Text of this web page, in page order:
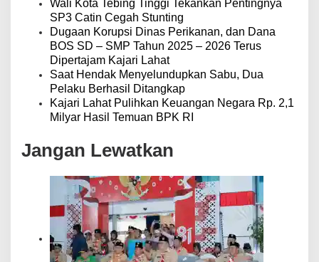
Wali Kota Tebing Tinggi Tekankan Pentingnya
SP3 Catin Cegah Stunting
Dugaan Korupsi Dinas Perikanan, dan Dana
BOS SD – SMP Tahun 2025 – 2026 Terus
Dipertajam Kajari Lahat
Saat Hendak Menyelundupkan Sabu, Dua
Pelaku Berhasil Ditangkap
Kajari Lahat Pulihkan Keuangan Negara Rp. 2,1
Milyar Hasil Temuan BPK RI
Jangan Lewatkan